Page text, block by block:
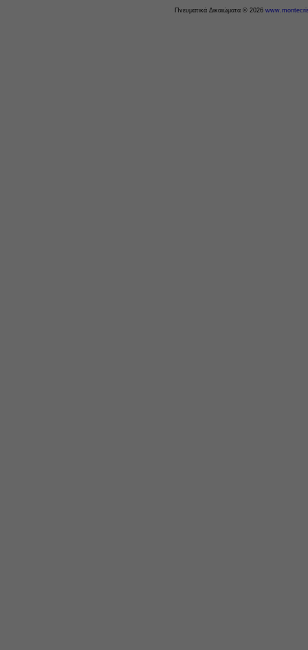
Πνευματικά Δικαιώματα © 2026